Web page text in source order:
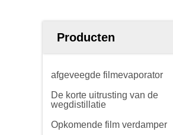
Producten
afgeveegde filmevaporator
De korte uitrusting van de
wegdistillatie
Opkomende film verdamper